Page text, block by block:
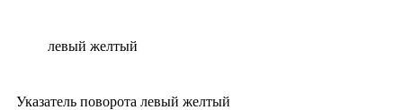
Указатель поворота левый желтый